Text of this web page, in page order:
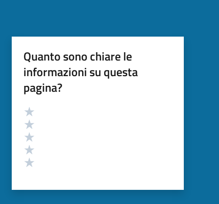
Quanto sono chiare le
informazioni su questa
pagina?
Valutazione